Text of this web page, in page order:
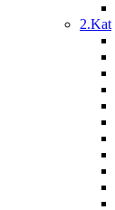
2.Kat